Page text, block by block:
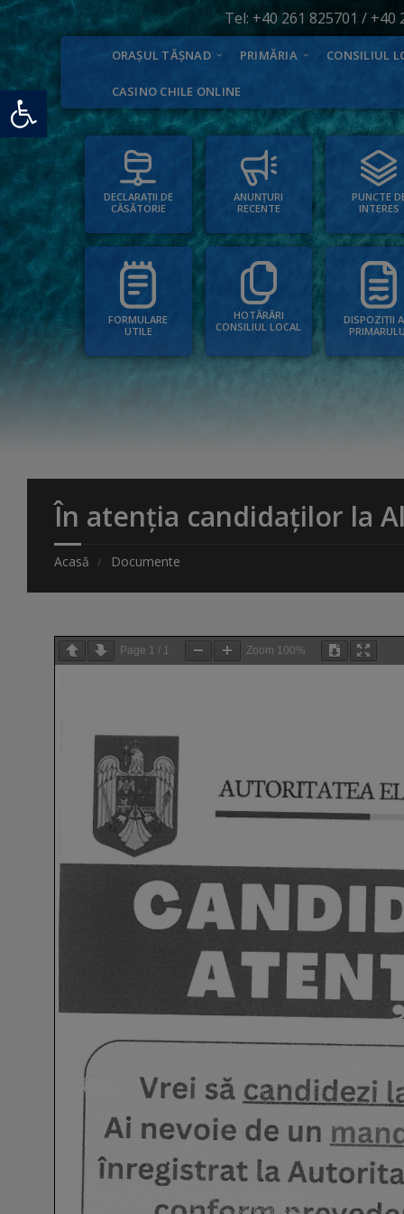
Deschide bara de unelte
Tel: +40 261 825701 / +40
ORAȘUL TĂȘNAD PRIMĂRIA CONSILIUL
CASINO CHILE ONLINE
DECLARAȚII DE
CĂSĂTORIE
ANUNȚURI
RECENTE
PUNCTE
INTERES
FORMULARE
UTILE
HOTĂRÂRI
CONSILIUL LOCAL
DISPOZIȚII
În atenția candidaților la
Acasă Documente
Page 1 / 1 Zoom 100%